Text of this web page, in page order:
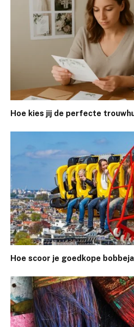
Hoe kies jij de perfecte
Hoe scoor je goedkope